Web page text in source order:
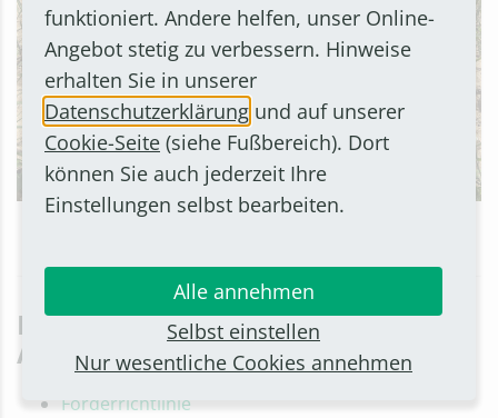
Downloads: Förderrichtlinie und
Antragsdokumente
Förderrichtlinie
funktioniert. Andere helfen, unser Online-
Angebot stetig zu verbessern. Hinweise
erhalten Sie in unserer
Datenschutzerklärung und auf unserer
Cookie-Seite (siehe Fußbereich). Dort
können Sie auch jederzeit Ihre
Einstellungen selbst bearbeiten.
Alle annehmen
Selbst einstellen
Nur wesentliche Cookies annehmen